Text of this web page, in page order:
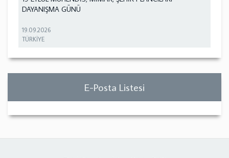
DAYANIŞMA GÜNÜ
19.09.2026
TÜRKİYE
E-Posta Listesi